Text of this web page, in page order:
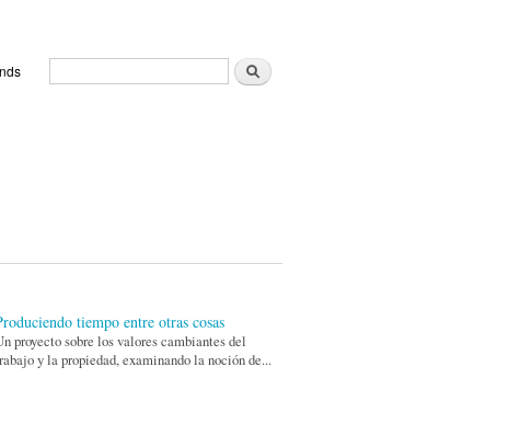
Formulario de búsqueda
Buscar
tiempo entre otras cosas
proyecto sobre los valores cambiantes del
y la propiedad, examinando la noción de...